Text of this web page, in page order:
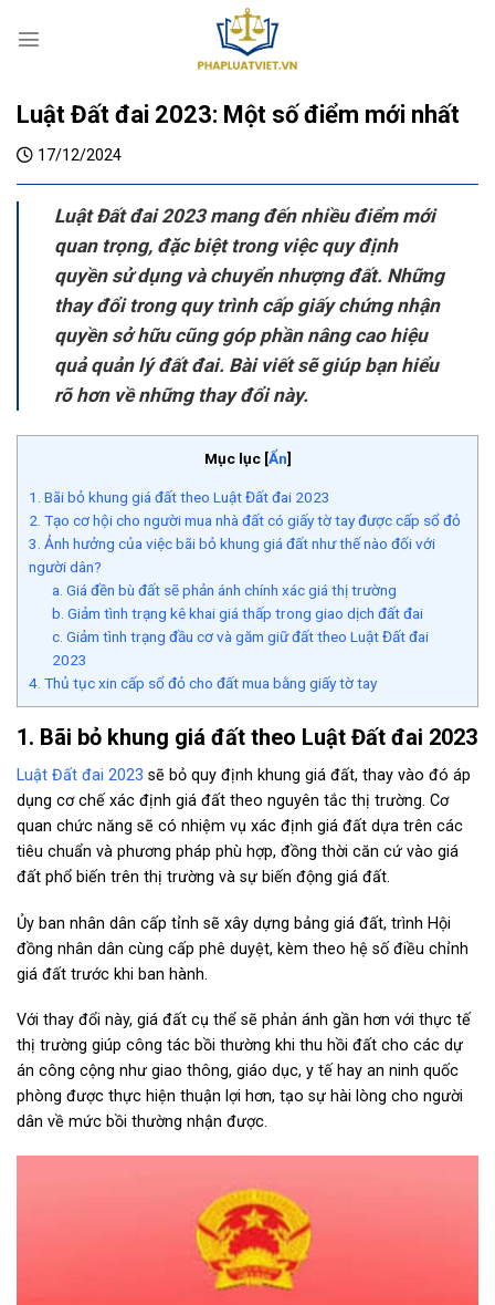
Luật Đất đai 2023: Một số điểm mới nhất
17/12/2024
Luật Đất đai 2023 mang đến nhiều điểm mới
quan trọng, đặc biệt trong việc quy định
quyền sử dụng và chuyển nhượng đất. Những
thay đổi trong quy trình cấp giấy chứng nhận
quyền sở hữu cũng góp phần nâng cao hiệu
quả quản lý đất đai. Bài viết sẽ giúp bạn hiểu
rõ hơn về những thay đổi này.
Mục lục [Ẩn]
1. Bãi bỏ khung giá đất theo Luật Đất đai 2023
2. Tạo cơ hội cho người mua nhà đất có giấy tờ tay được cấp sổ đỏ
3. Ảnh hưởng của việc bãi bỏ khung giá đất như thế nào đối với
người dân?
a. Giá đền bù đất sẽ phản ánh chính xác giá thị trường
b. Giảm tình trạng kê khai giá thấp trong giao dịch đất đai
c. Giảm tình trạng đầu cơ và găm giữ đất theo Luật Đất đai
2023
4. Thủ tục xin cấp sổ đỏ cho đất mua bằng giấy tờ tay
1. Bãi bỏ khung giá đất theo Luật Đất đai 2023
Luật Đất đai 2023 sẽ bỏ quy định khung giá đất, thay vào đó áp
dụng cơ chế xác định giá đất theo nguyên tắc thị trường. Cơ
quan chức năng sẽ có nhiệm vụ xác định giá đất dựa trên các
tiêu chuẩn và phương pháp phù hợp, đồng thời căn cứ vào giá
đất phổ biến trên thị trường và sự biến động giá đất.
Ủy ban nhân dân cấp tỉnh sẽ xây dựng bảng giá đất, trình Hội
đồng nhân dân cùng cấp phê duyệt, kèm theo hệ số điều chỉnh
giá đất trước khi ban hành.
Với thay đổi này, giá đất cụ thể sẽ phản ánh gần hơn với thực tế
thị trường giúp công tác bồi thường khi thu hồi đất cho các dự
án công cộng như giao thông, giáo dục, y tế hay an ninh quốc
phòng được thực hiện thuận lợi hơn, tạo sự hài lòng cho người
dân về mức bồi thường nhận được.